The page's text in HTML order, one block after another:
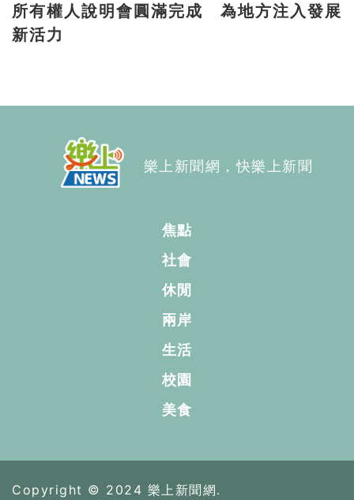
所有權人說明會圓滿完成 為地方注入發展
新活力
樂上新聞網，快樂上新聞
焦點
社會
休閒
兩岸
生活
校園
美食
Copyright © 2024 樂上新聞網.